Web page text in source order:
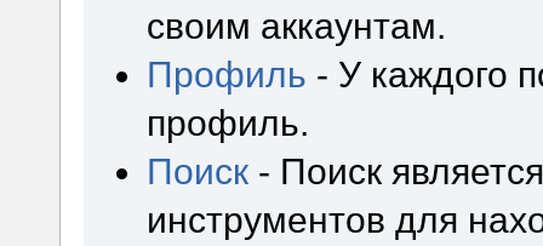
своим аккаунтам.
Профиль - У каждого
профиль.
Поиск - Поиск
инструментов для